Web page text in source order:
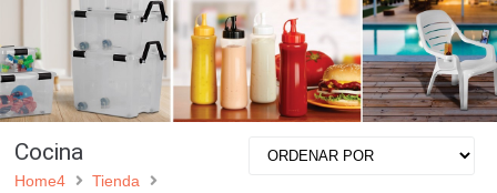
Cocina
Home4
Tienda